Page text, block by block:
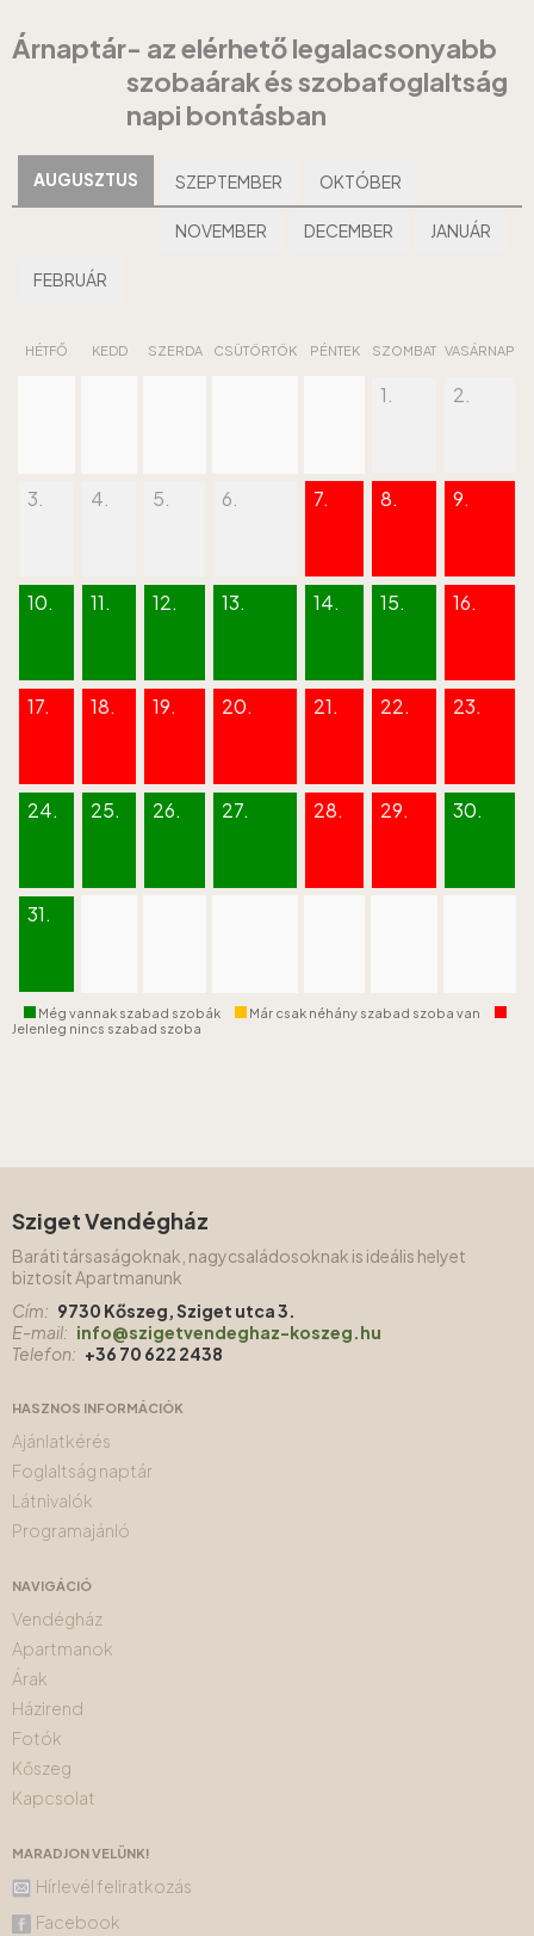
Árnaptár- az elérhető legalacsonyabb
szobaárak és szobafoglaltság
napi bontásban
AUGUSZTUS SZEPTEMBER OKTÓBER
NOVEMBER DECEMBER JANUÁR
FEBRUÁR
HÉTFŐ KEDD SZERDA CSÜTÖRTÖK PÉNTEK SZOMBAT VASÁRNAP
1. 2.
3. 4. 5. 6. 7. 8. 9.
10. 11. 12. 13. 14. 15. 16.
17. 18. 19. 20. 21. 22. 23.
24. 25. 26. 27. 28. 29. 30.
31.
Még vannak szabad szobák
Már csak néhány szabad szoba van
Jelenleg nincs szabad szoba
Sziget Vendégház
Baráti társaságoknak, nagycsaládosoknak is ideális helyet
biztosít Apartmanunk
Cím: 9730 Kőszeg, Sziget utca 3.
E-mail: info@szigetvendeghaz-koszeg.hu
Telefon: +36 70 622 2438
HASZNOS INFORMÁCIÓK
Ajánlatkérés
Foglaltság naptár
Látnivalók
Programajánló
NAVIGÁCIÓ
Vendégház
Apartmanok
Árak
Házirend
Fotók
Kőszeg
Kapcsolat
MARADJON VELÜNK!
Hírlevél feliratkozás
Facebook